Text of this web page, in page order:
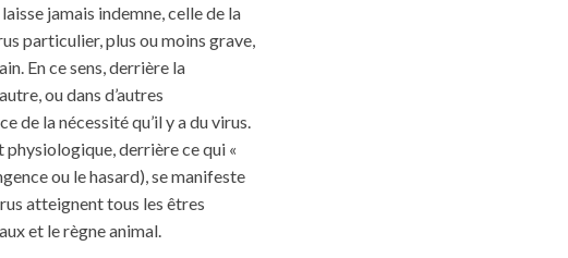
jamais indemne, celle de la
particulier, plus ou moins grave,
En ce sens, derrière la
ou dans d’autres
de la nécessité qu’il y a du virus.
derrière ce qui «
ou le hasard), se manifeste
atteignent tous les êtres
et le règne animal.